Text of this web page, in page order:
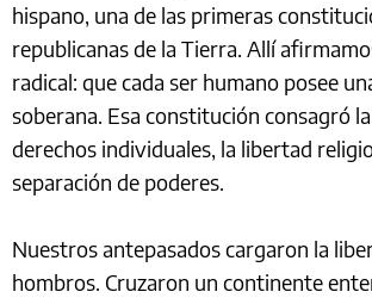
hispano, una de las primeras
republicanas de la Tierra. Allí
radical: que cada ser humano posee
soberana. Esa constitución consagró
derechos individuales, la libertad
separación de poderes.
Nuestros antepasados cargaron la
hombros. Cruzaron un continente